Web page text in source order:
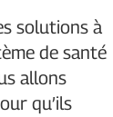
solutions à
de santé
allons
qu’ils